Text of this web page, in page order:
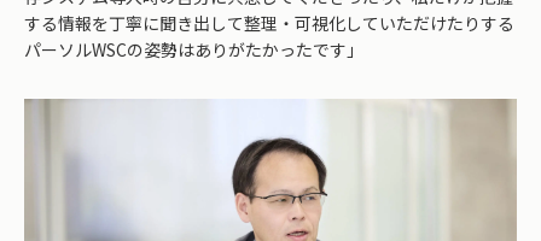
する情報を丁寧に聞き出して整理・可視化していただけたりする
パーソルWSCの姿勢はありがたかったです」